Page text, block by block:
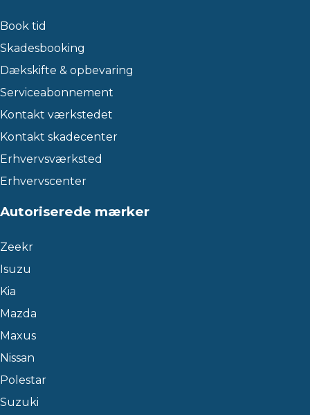
Book tid
Skadesbooking
Dækskifte & opbevaring
Serviceabonnement
Kontakt værkstedet
Kontakt skadecenter
Erhvervsværksted
Erhvervscenter
Autoriserede mærker
Zeekr
Isuzu
Kia
Mazda
Maxus
Nissan
Polestar
Suzuki